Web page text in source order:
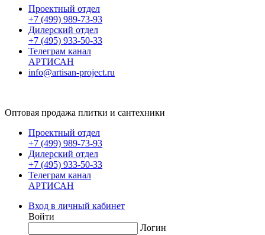
Проектный отдел
+7 (499) 989-73-93
Дилерский отдел
+7 (495) 933-50-33
Телеграм канал
АРТИСАН
info@artisan-project.ru
Оптовая продажа плитки и сантехники
Проектный отдел
+7 (499) 989-73-93
Дилерский отдел
+7 (495) 933-50-33
Телеграм канал
АРТИСАН
Вход в личный кабинет
Войти
Логин